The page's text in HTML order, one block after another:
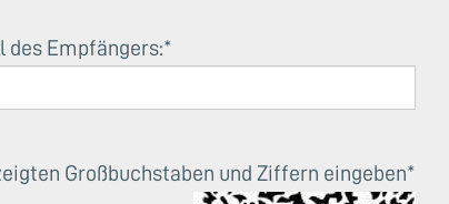
des Empfängers:*
Großbuchstaben und Ziffern eingeben*